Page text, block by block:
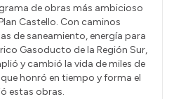
de obras más ambicioso
Castello. Con caminos
de saneamiento, energía para
Gasoducto de la Región Sur,
y cambió la vida de miles de
honró en tiempo y forma el
estas obras.